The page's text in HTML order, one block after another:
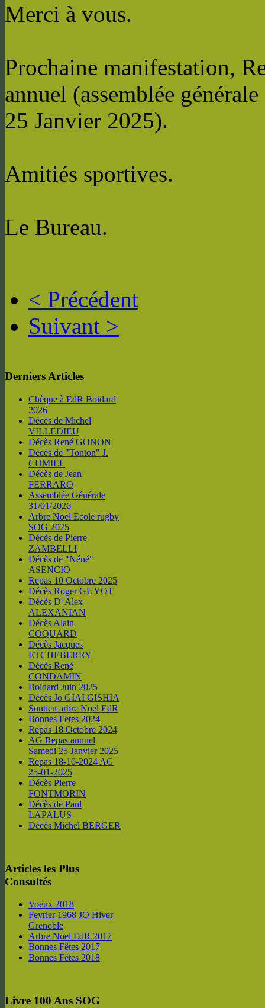
Merci à vous.
Prochaine manifestation,
annuel (assemblée
25 Janvier 2025).
Amitiés sportives.
Le Bureau.
< Précédent
Suivant >
Derniers Articles
Chèque à EdR Boidard
2026
Décès de Michel
VILLEDIEU
Décès René GONON
Décès de "Tonton" J.
CHMIEL
Décès de Jean
FERRARO
Assemblée Générale
31/01/2026
Arbre Noel Ecole rugby
SOG 2025
Décès de Pierre
ZAMBELLI
Décès de "Néné"
ASENCIO
Repas 10 Octobre 2025
Décès Roger GUYOT
Décès D' Alex
ALEXANIAN
Décès Alain
COQUARD
Décès Jacques
ETCHEBERRY
Décès René
CONDAMIN
Boidard Juin 2025
Décès Jo GIAI GISHIA
Soutien arbre Noel EdR
Bonnes Fetes 2024
Repas 18 Octobre 2024
AG Repas annuel
Samedi 25 Janvier 2025
Repas 18-10-2024 AG
25-01-2025
Décès Pierre
FONTMORIN
Décès de Paul
LAPALUS
Décès Michel BERGER
Articles les Plus
Consultés
Voeux 2018
Fevrier 1968 JO Hiver
Grenoble
Arbre Noel EdR 2017
Bonnes Fêtes 2017
Bonnes Fêtes 2018
Livre 100 Ans SOG